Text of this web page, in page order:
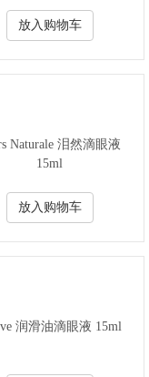
放入购物车
Naturale 泪然滴眼液
15ml
放入购物车
润滑油滴眼液 15ml